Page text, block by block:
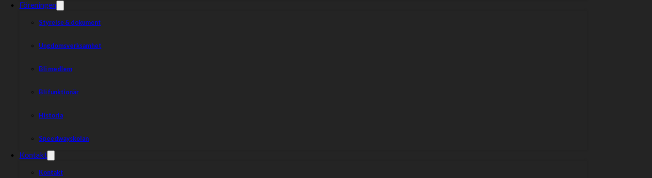
Föreningen
Styrelse & dokument
Ungdomsverksamhet
Bli medlem
Bli funktionär
Historia
Speedwayskolan
Kontakt
Kontakt